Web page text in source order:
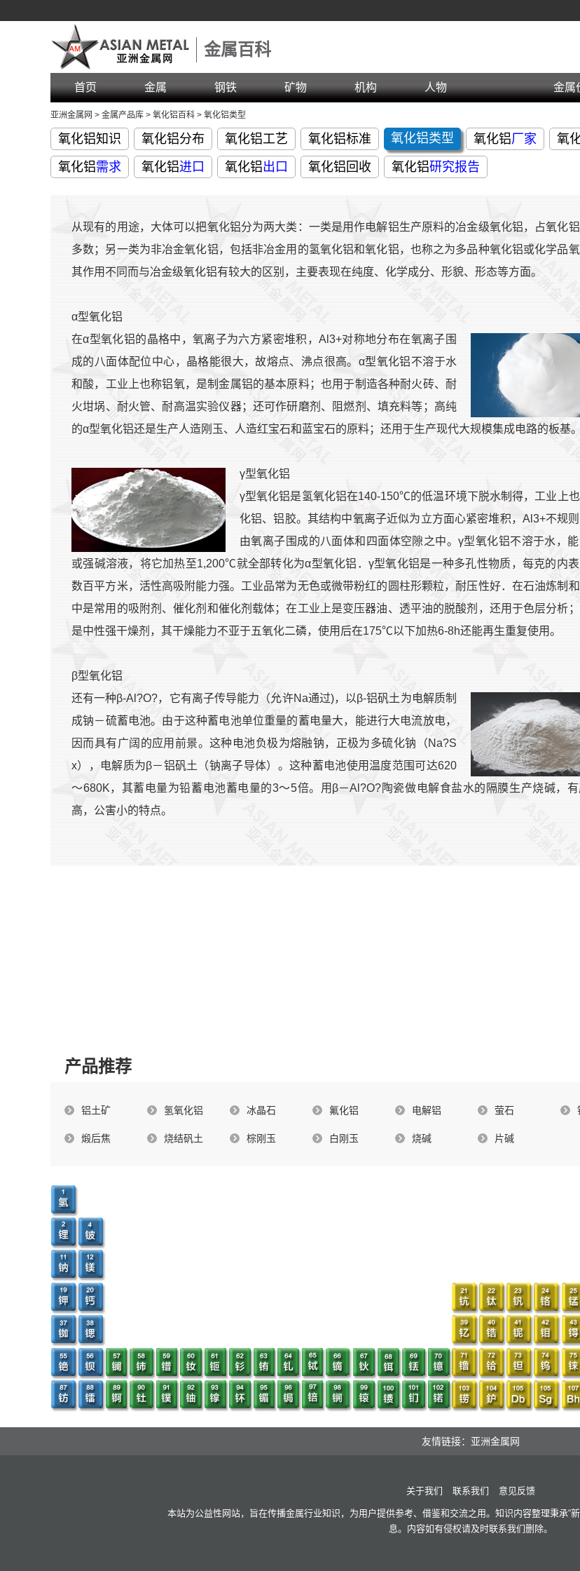
金属百科
首页 金属 钢铁 矿物 机构 人物 金属
亚洲金属网 > 金属产品库 > 氧化铝百科 > 氧化铝类型
氧化铝知识 氧化铝分布 氧化铝工艺 氧化铝标准 氧化铝类型 氧化铝厂家 氧
氧化铝需求 氧化铝进口 氧化铝出口 氧化铝回收 氧化铝研究报告
从现有的用途，大体可以把氧化铝分为两大类：一类是用作电解铝生产原料的冶金级氧化铝，占氧化
多数；另一类为非冶金氧化铝，包括非冶金用的氢氧化铝和氧化铝，也称之为多品种氧化铝或化学品
其作用不同而与冶金级氧化铝有较大的区别，主要表现在纯度、化学成分、形貌、形态等方面。
α型氧化铝
在α型氧化铝的晶格中，氧离子为六方紧密堆积，Al3+对称地分布在氧离子围
成的八面体配位中心，晶格能很大，故熔点、沸点很高。α型氧化铝不溶于水
和酸，工业上也称铝氧，是制金属铝的基本原料；也用于制造各种耐火砖、耐
火坩埚、耐火管、耐高温实验仪器；还可作研磨剂、阻燃剂、填充料等；高纯
的α型氧化铝还是生产人造刚玉、人造红宝石和蓝宝石的原料；还用于生产现代大规模集成电路的板基。
γ型氧化铝
γ型氧化铝是氢氧化铝在140-150℃的低温环境下脱水制得，工业上
化铝、铝胶。其结构中氧离子近似为立方面心紧密堆积，Al3+不规
由氧离子围成的八面体和四面体空隙之中。γ型氧化铝不溶于水，
或强碱溶液，将它加热至1,200℃就全部转化为α型氧化铝．γ型氧化铝是一种多孔性物质，每克的内
数百平方米，活性高吸附能力强。工业品常为无色或微带粉红的圆柱形颗粒，耐压性好．在石油炼制
中是常用的吸附剂、催化剂和催化剂载体；在工业上是变压器油、透平油的脱酸剂，还用于色层分析
是中性强干燥剂，其干燥能力不亚于五氧化二磷，使用后在175℃以下加热6-8h还能再生重复使用。
β型氧化铝
还有一种β-Al?O?，它有离子传导能力（允许Na通过)，以β-铝矾土为电解质制
成钠－硫蓄电池。由于这种蓄电池单位重量的蓄电量大，能进行大电流放电，
因而具有广阔的应用前景。这种电池负极为熔融钠，正极为多硫化钠（Na?S
x），电解质为β－铝矾土（钠离子导体）。这种蓄电池使用温度范围可达620
～680K，其蓄电量为铅蓄电池蓄电量的3～5倍。用β－Al?O?陶瓷做电解食盐水的隔膜生产烧碱，
高，公害小的特点。
产品推荐
铝土矿 氢氧化铝 冰晶石 氟化铝 电解铝 萤石
煅后焦 烧结矾土 棕刚玉 白刚玉 烧碱 片碱
友情链接：亚洲金属网
关于我们 联系我们 意见反馈
本站为公益性网站，旨在传播金属行业知识，为用户提供参考、借鉴和交流之用。知识内容整理秉承“
息。内容如有侵权请及时联系我们删除。